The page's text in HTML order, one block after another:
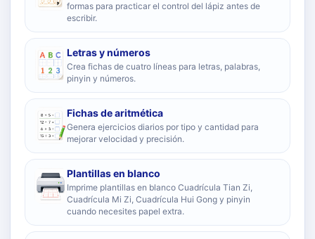
formas para practicar el control del lápiz antes de
escribir.
Letras y números
Crea fichas de cuatro líneas para letras, palabras,
pinyin y números.
Fichas de aritmética
Genera ejercicios diarios por tipo y cantidad para
mejorar velocidad y precisión.
Plantillas en blanco
Imprime plantillas en blanco Cuadrícula Tian Zi,
Cuadrícula Mi Zi, Cuadrícula Hui Gong y pinyin
cuando necesites papel extra.